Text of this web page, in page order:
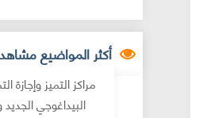
أكثر المواضيع
مراكز التميز وإجازة
البيداغوجي